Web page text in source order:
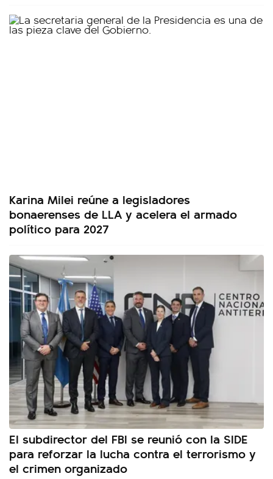
Karina Milei reúne a legisladores
bonaerenses de LLA y acelera el armado
político para 2027
El subdirector del FBI se reunió con la SIDE
para reforzar la lucha contra el terrorismo y
el crimen organizado